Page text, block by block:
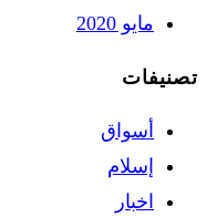
مايو 2020
تصنيفات
أسواق
إسلام
اخبار